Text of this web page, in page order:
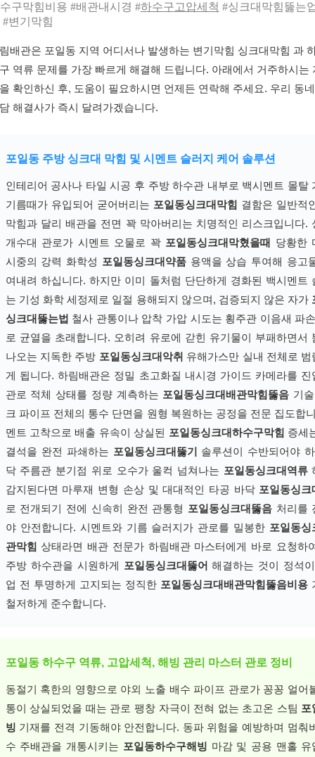
구막힘비용 #배관내시경 #하수구고압세척 #싱크대막힘뚫는
#변기막힘
배관은 포일동 지역 어디서나 발생하는 변기막힘 싱크대막힘 과
역류 문제를 가장 빠르게 해결해 드립니다. 아래에서 거주하시는
확인하신 후, 도움이 필요하시면 언제든 연락해 주세요. 우리 동네
해결사가 즉시 달려가겠습니다.
포일동 주방 싱크대 막힘 및 시멘트 슬러지 케어 솔루션
인테리어 공사나 타일 시공 후 주방 하수관 내부로 백시멘트 몰탈
기름때가 유입되어 굳어버리는 포일동싱크대막힘 결함은 일반적
막힘과 달리 배관을 전면 꽉 막아버리는 치명적인 리스크입니다.
개수대 관로가 시멘트 오물로 꽉 포일동싱크대막혔을때
당황한
시중의 강력 화학성 포일동싱크대약품용액을 상습 투여해 응고
여내려 하십니다. 하지만 이미 돌처럼 단단하게 경화된 백시멘트
는 기성 화학 세정제로 일절 용해되지 않으며, 검증되지 않은 자가
싱크대뚫는법 철사 관통이나 압착 가압 시도는 횡주관 이음새 파
로 균열을 초래합니다. 오히려 유로에 갇힌 유기물이 부패하면서
나오는 지독한 주방 포일동싱크대악취 유해가스만 실내 전체로 범
게 됩니다. 하림배관은 정밀 초고화질 내시경 가이드 카메라를 진
관로 적체 상태를 정량 계측하는 포일동싱크대배관막힘뚫음 기
크 파이프 전체의 통수 단면을 원형 복원하는 공정을 전문 집도합
멘트 고착으로 배출 유속이 상실된 포일동싱크대하수구막힘 증세
결석을 완전 파쇄하는 포일동싱크대뚫기
솔루션이 수반되어야
닥 주름관 분기점 위로 오수가 울컥 넘쳐나는 포일동싱크대역류
감지된다면 마루재 변형 손상 및 대대적인 타공 바닥 포일동싱크
로 전개되기 전에 신속히 완전 관통형 포일동싱크대뚫음처리를
야 안전합니다. 시멘트와 기름 슬러지가 관로를 밀봉한 포일동싱
관막힘 상태라면 배관 전문가 하림배관 마스터에게 바로 요청하
주방 하수관을 시원하게 포일동싱크대뚫어 해결하는 것이 정석
업 전 투명하게 고지되는 정직한 포일동싱크대배관막힘뚫음비용
철저하게 준수합니다.
포일동 하수구 역류, 고압세척, 해빙 관리 마스터 관로 정비
동절기 혹한의 영향으로 야외 노출 배수 파이프 관로가 꽁꽁 얼어
통이 상실되었을 때는 관로 팽창 자극이 전혀 없는 초고온 스팀 포
빙 기재를 전격 기동해야 안전합니다. 동파 위험을 예방하며 멈춰
수 주배관을 개통시키는 포일동하수구해빙 마감 및 공용 맨홀 유